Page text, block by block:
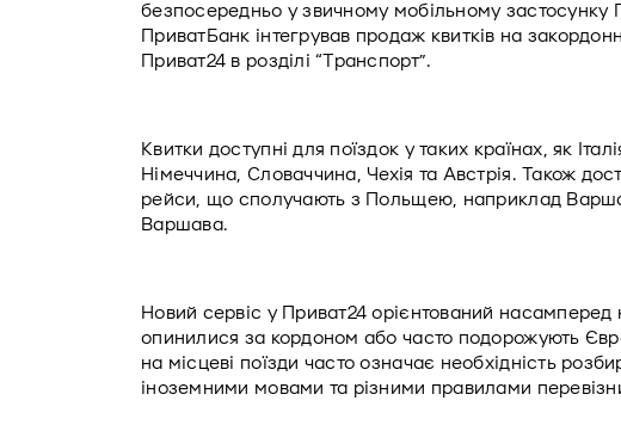
безпосередньо у звичному мобільному застосунку
ПриватБанк інтегрував продаж квитків на
Приват24 в розділі “Транспорт”.
Квитки доступні для поїздок у таких країнах, як
Німеччина, Словаччина, Чехія та Австрія. Також
рейси, що сполучають з Польщею, наприклад
Варшава.
Новий сервіс у Приват24 орієнтований насамперед
опинилися за кордоном або часто подорожують
на місцеві поїзди часто означає необхідність
іноземними мовами та різними правилами